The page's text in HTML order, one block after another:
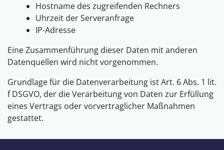
Hostname des zugreifenden Rechners
Uhrzeit der Serveranfrage
IP-Adresse
Eine Zusammenführung dieser Daten mit anderen
Datenquellen wird nicht vorgenommen.
Grundlage für die Datenverarbeitung ist Art. 6 Abs. 1 lit.
f DSGVO, der die Verarbeitung von Daten zur Erfüllung
eines Vertrags oder vorvertraglicher Maßnahmen
gestattet.